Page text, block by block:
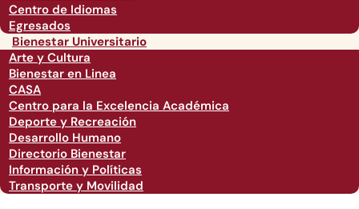
Centro de Idiomas
Egresados
Bienestar Universitario
Arte y Cultura
Bienestar en Linea
CASA
Centro para la Excelencia Académica
Deporte y Recreación
Desarrollo Humano
Directorio Bienestar
Información y Políticas
Transporte y Movilidad